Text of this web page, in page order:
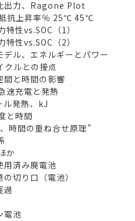
力、Ragone Plot
抗上昇率％ 25℃ 45℃
性vs.SOC（1）
性vs.SOC（2）
ル、エネルギーとパワー
ルとの接点
と時間の影響
充電と発熱
発熱、kJ
と時間
間の重ね合せ原理”
か
済み廃電池
切り口（電池）
過
池